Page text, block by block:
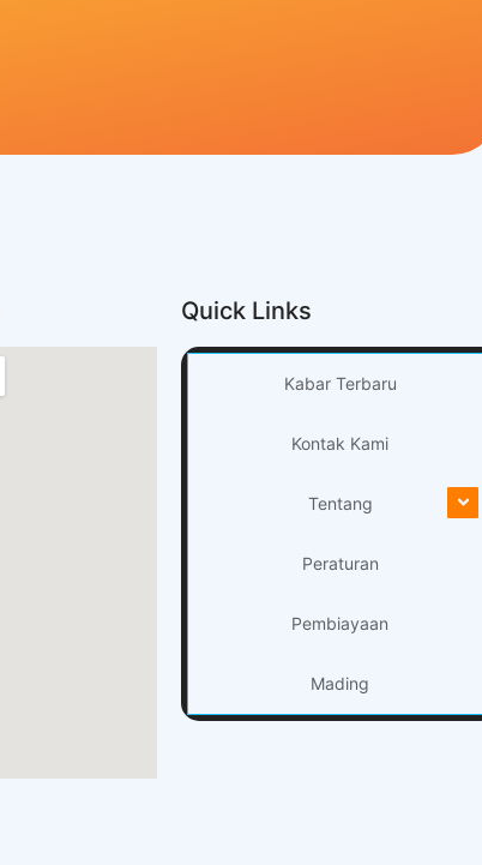
Quick Links
Kabar Terbaru
Kontak Kami
Tentang
Peraturan
Pembiayaan
Mading